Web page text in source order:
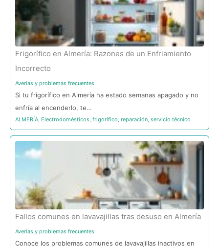
Frigorífico en Almería: Razones de un Enfriamiento
Incorrecto
Averías y problemas frecuentes
Si tu frigorífico en Almería ha estado semanas apagado y no
enfría al encenderlo, te…
ALMERÍA, Electrodomésticos, frigorífico, reparación, servicio técnico
Fallos comunes en lavavajillas tras desuso en Almería
Averías y problemas frecuentes
Conoce los problemas comunes de lavavajillas inactivos en